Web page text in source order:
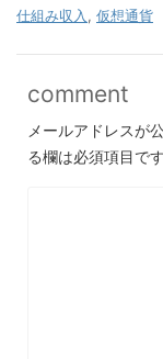
仕組み収入 , 仮想通貨
comment
メールアドレスが
る欄は必須項目です